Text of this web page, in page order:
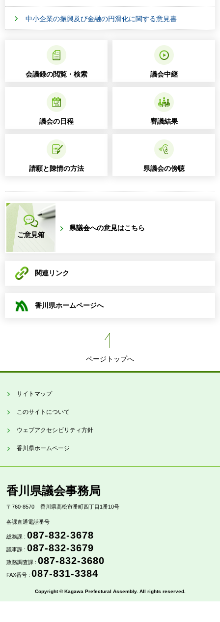
中小企業の振興及び金融の円滑化に関する意見書
会議録の閲覧・検索 議会中継
議会の日程 審議結果
請願と陳情の方法 県議会の傍聴
ご意見箱
県議会への意見はこちら
関連リンク
香川県ホームページへ
ページトップへ
サイトマップ
このサイトについて
ウェブアクセシビリティ方針
香川県ホームページ
香川県議会事務局
〒760-8570 香川県高松市番町四丁目1番10号
各課直通電話番号
総務課 : 087-832-3678
議事課 : 087-832-3679
政務調査課 : 087-832-3680
FAX番号 : 087-831-3384
Copyright © Kagawa Prefectural Assembly. All rights reserved.